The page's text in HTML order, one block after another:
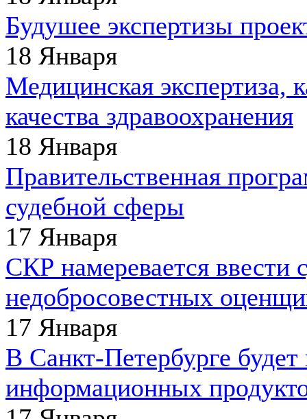
Будушее экспертизы
18 Января
Медицинская экспертиза,
качества здравоохранения
18 Января
Правительственная
судебной сферы
17 Января
СКР намеревается
недобросовестных
17 Января
В Санкт-Петербурге будет
информационных